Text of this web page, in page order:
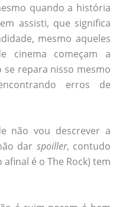
quando a história
assisti, que significa
mesmo aqueles
cinema começam a
repara nisso mesmo
erros de
não vou descrever a
dar spoiller, contudo
é o The Rock) tem